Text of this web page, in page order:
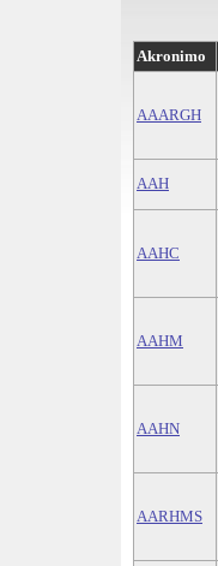
Akronimo
AAARGH
AAH
AAHC
AAHM
AAHN
AARHMS